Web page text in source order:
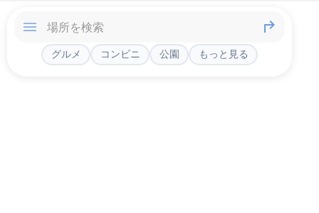
グルメ コンビニ 公園 もっと見る